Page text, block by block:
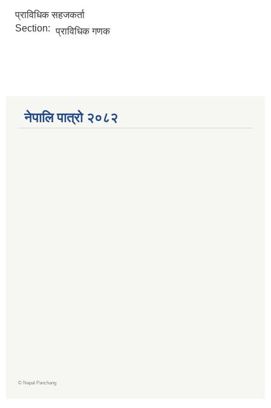
प्राविधिक सहजकर्ता
Section: प्राविधिक गणक
नेपालि पात्रो २०८२
© Nepal Panchang